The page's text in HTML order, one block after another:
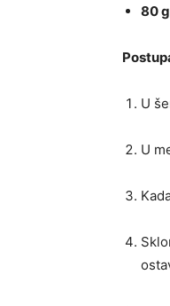
80
U
U